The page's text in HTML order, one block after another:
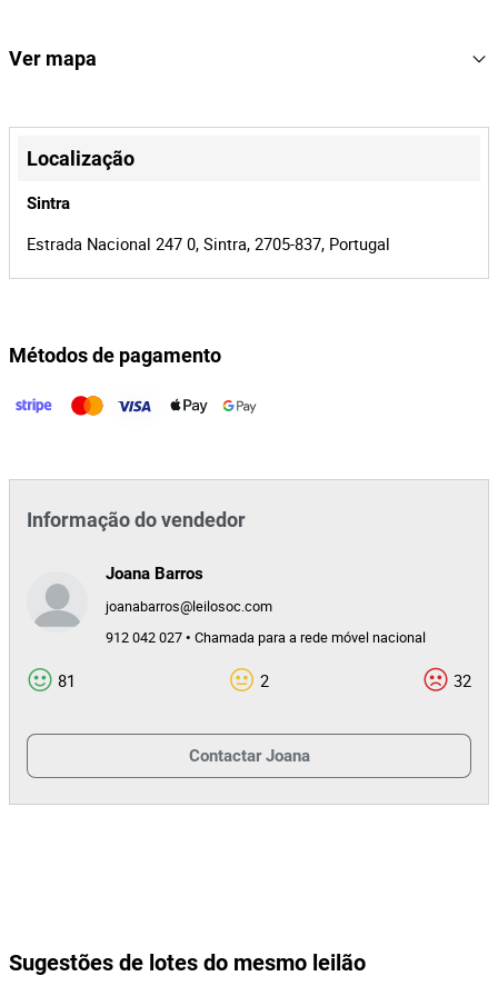
Referência
Id do leilão 42063
Id do lote
Ver mapa
+
−
Localização
Sintra
Estrada Nacional 247 0, Sintra, 2705-837, Portugal
Métodos de pagamento
Informação do vendedor
Joana Barros
joanabarros@leilosoc.com
912 042 027 • Chamada para a rede móvel nacional
81 2 32
Contactar Joana
Sugestões de lotes do mesmo leilão